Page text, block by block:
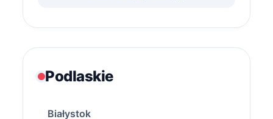
Podlaskie
Białystok